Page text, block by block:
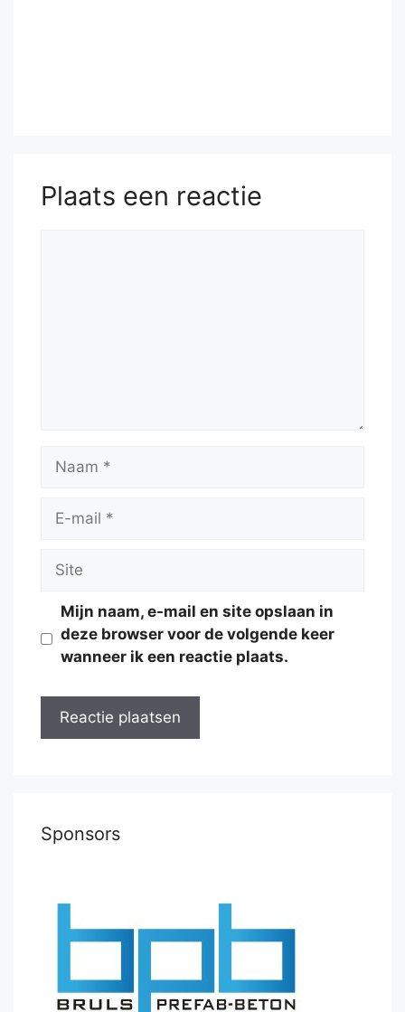
Plaats een reactie
Naam
Site
Mijn naam, e-mail en site opslaan in
deze browser voor de volgende keer
wanneer ik een reactie plaats.
Sponsors